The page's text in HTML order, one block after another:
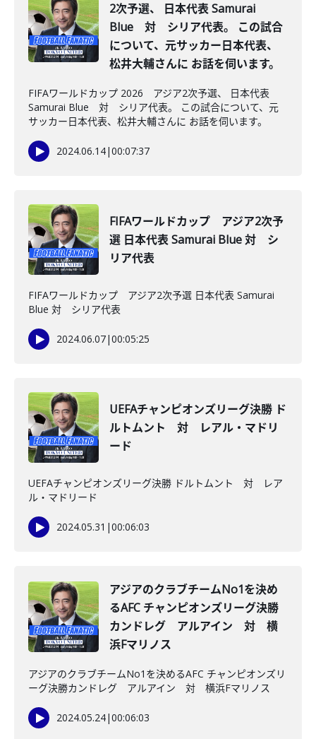
2次予選、 日本代表 Samurai
Blue 対 シリア代表。 この試合
について、元サッカー日本代表、
松井大輔さんに お話を伺います。
FIFAワールドカップ 2026 アジア2次予選、 日本代表
Samurai Blue 対 シリア代表。 この試合について、元
サッカー日本代表、松井大輔さんに お話を伺います。
2024.06.14|00:07:37
FIFAワールドカップ アジア2次予
選 日本代表 Samurai Blue 対 シ
リア代表
FIFAワールドカップ アジア2次予選 日本代表 Samurai
Blue 対 シリア代表
2024.06.07|00:05:25
UEFAチャンピオンズリーグ決勝 ド
ルトムント 対 レアル・マドリ
ード
UEFAチャンピオンズリーグ決勝 ドルトムント 対 レア
ル・マドリード
2024.05.31 |00:06:03
アジアのクラブチームNo1を決め
るAFC チャンピオンズリーグ決勝
カンドレグ アルアイン 対 横
浜Fマリノス
アジアのクラブチームNo1を決めるAFC チャンピオンズリ
ーグ決勝カンドレグ アルアイン 対 横浜Fマリノス
2024.05.24|00:06:03